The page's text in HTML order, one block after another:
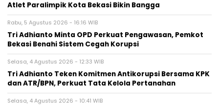
Atlet Paralimpik Kota Bekasi Bikin Bangga
Rabu, 5 Agustus 2026 - 16:16 WIB
Tri Adhianto Minta OPD Perkuat Pengawasan, Pemkot
Bekasi Benahi Sistem Cegah Korupsi
Selasa, 4 Agustus 2026 - 12:33 WIB
Tri Adhianto Teken Komitmen Antikorupsi Bersama KPK
dan ATR/BPN, Perkuat Tata Kelola Pertanahan
Selasa, 4 Agustus 2026 - 10:41 WIB